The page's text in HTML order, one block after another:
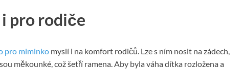
pro rodiče
pro miminko myslí i na komfort rodičů. Lze s ním nosit na zádech,
měkounké, což šetří ramena. Aby byla váha dítka rozložena a